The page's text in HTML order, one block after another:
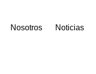
Nosotros Noticias